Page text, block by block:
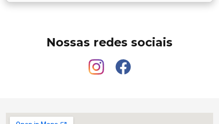
Nossas redes sociais